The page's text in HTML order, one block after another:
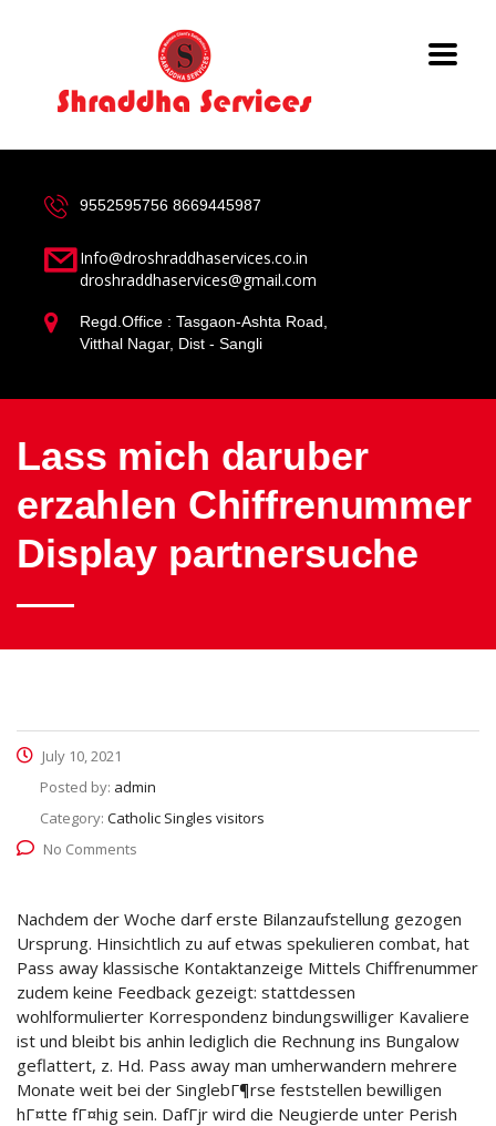
9552595756 8669445987
Info@droshraddhaservices.co.in
droshraddhaservices@gmail.com
Regd.Office : Tasgaon-Ashta Road,
Vitthal Nagar, Dist - Sangli
Lass mich daruber
erzahlen Chiffrenummer
Display partnersuche
July 10, 2021
Posted by: admin
Category: Catholic Singles visitors
No Comments
Nachdem der Woche darf erste Bilanzaufstellung gezogen
Ursprung. Hinsichtlich zu auf etwas spekulieren combat, hat
Pass away klassische Kontaktanzeige Mittels Chiffrenummer
zudem keine Feedback gezeigt: stattdessen
wohlformulierter Korrespondenz bindungswilliger Kavaliere
ist und bleibt bis anhin lediglich die Rechnung ins Bungalow
geflattert, z. Hd. Pass away man umherwandern mehrere
Monate weit bei der SinglebГ¶rse feststellen bewilligen
hГ¤tte fГ¤hig sein. DafГјr wird die Neugierde unter Perish